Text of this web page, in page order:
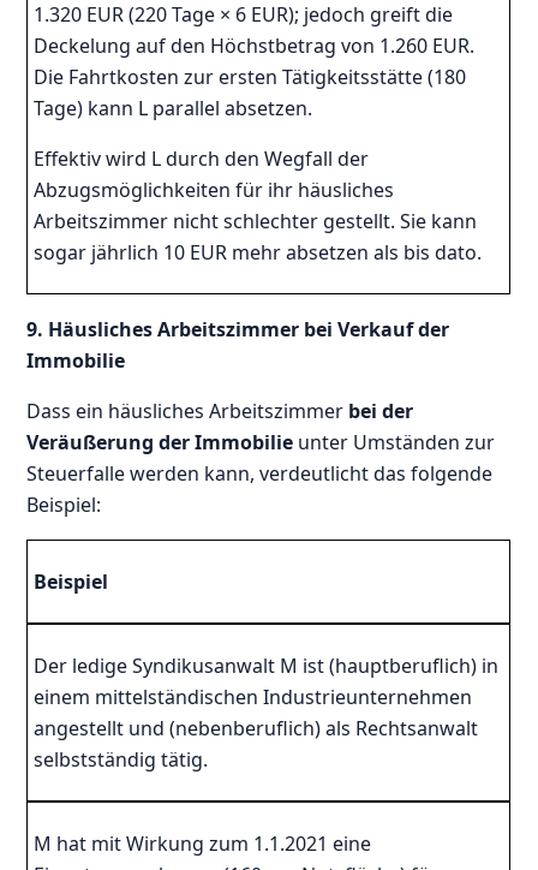
1.320 EUR (220 Tage × 6 EUR); jedoch greift die
Deckelung auf den Höchstbetrag von 1.260 EUR.
Die Fahrtkosten zur ersten Tätigkeitsstätte (180
Tage) kann L parallel absetzen.
Effektiv wird L durch den Wegfall der
Abzugsmöglichkeiten für ihr häusliches
Arbeitszimmer nicht schlechter gestellt. Sie kann
sogar jährlich 10 EUR mehr absetzen als bis dato.
9. Häusliches Arbeitszimmer bei Verkauf der
Immobilie
Dass ein häusliches Arbeitszimmer bei der
Veräußerung der Immobilie unter Umständen zur
Steuerfalle werden kann, verdeutlicht das folgende
Beispiel:
Beispiel
Der ledige Syndikusanwalt M ist (hauptberuflich) in
einem mittelständischen Industrieunternehmen
angestellt und (nebenberuflich) als Rechtsanwalt
selbstständig tätig.
M hat mit Wirkung zum 1.1.2021 eine